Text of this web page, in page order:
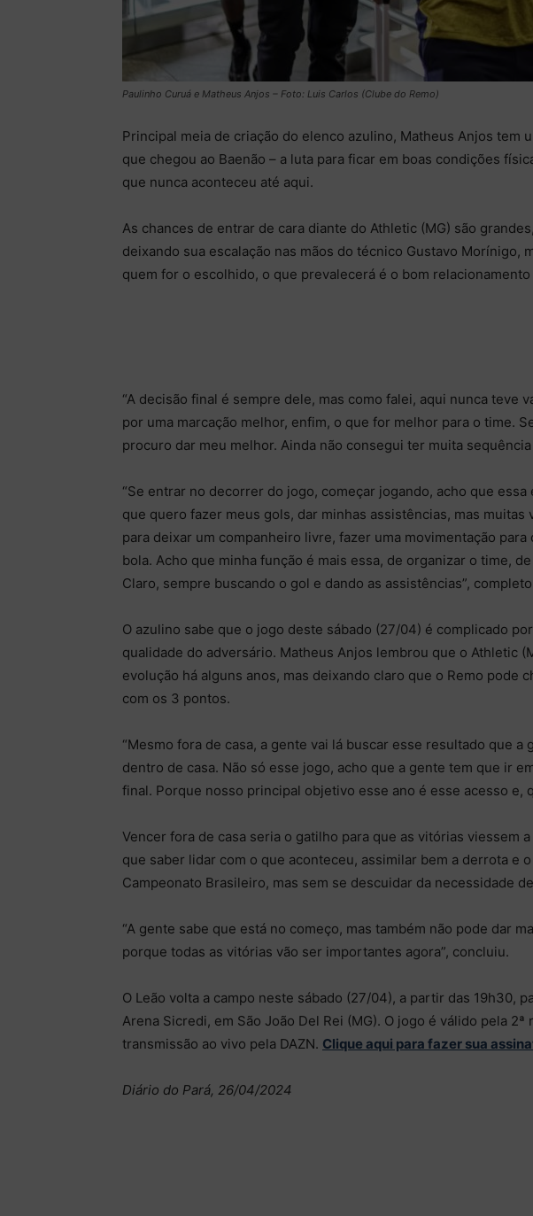
Paulinho Curuá e Matheus Anjos – Foto: Luis Carlos (Clube do Remo)
Principal meia de criação do elenco azulino, Matheus Anjos tem
que chegou ao Baenão – a luta para ficar em boas condições
que nunca aconteceu até aqui.
As chances de entrar de cara diante do Athletic (MG) são
deixando sua escalação nas mãos do técnico Gustavo Morínigo,
quem for o escolhido, o que prevalecerá é o bom
“A decisão final é sempre dele, mas como falei, aqui nunca teve
por uma marcação melhor, enfim, o que for melhor para o time.
procuro dar meu melhor. Ainda não consegui ter muita
“Se entrar no decorrer do jogo, começar jogando, acho que essa
que quero fazer meus gols, dar minhas assistências, mas muitas
para deixar um companheiro livre, fazer uma movimentação
bola. Acho que minha função é mais essa, de organizar o time,
Claro, sempre buscando o gol e dando as assistências”,
O azulino sabe que o jogo deste sábado (27/04) é complicado
qualidade do adversário. Matheus Anjos lembrou que o Athletic
evolução há alguns anos, mas deixando claro que o Remo pode
com os 3 pontos.
“Mesmo fora de casa, a gente vai lá buscar esse resultado que a
dentro de casa. Não só esse jogo, acho que a gente tem que ir
final. Porque nosso principal objetivo esse ano é esse acesso e,
Vencer fora de casa seria o gatilho para que as vitórias viessem
que saber lidar com o que aconteceu, assimilar bem a derrota e
Campeonato Brasileiro, mas sem se descuidar da necessidade
“A gente sabe que está no começo, mas também não pode dar
porque todas as vitórias vão ser importantes agora”, concluiu.
O Leão volta a campo neste sábado (27/04), a partir das 19h30,
Arena Sicredi, em São João Del Rei (MG). O jogo é válido pela 2ª
transmissão ao vivo pela DAZN. Clique aqui para fazer sua
Diário do Pará, 26/04/2024